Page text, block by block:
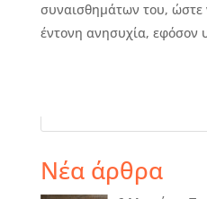
συναισθημάτων του, ώστε
έντονη ανησυχία, εφόσον
Νέα άρθρα